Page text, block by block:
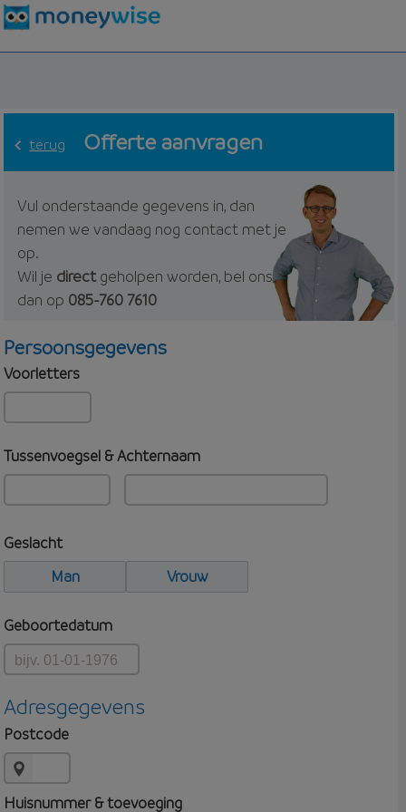
terug Offerte aanvragen
Vul onderstaande gegevens in, dan
nemen we vandaag nog contact met je
op.
Wil je directgeholpen worden, bel ons
dan op 085-760 7610
Persoonsgegevens
Voorletters
Tussenvoegsel & Achternaam
Geslacht
Man
Vrouw
Geboortedatum
Adresgegevens
Postcode
Huisnummer & toevoeging